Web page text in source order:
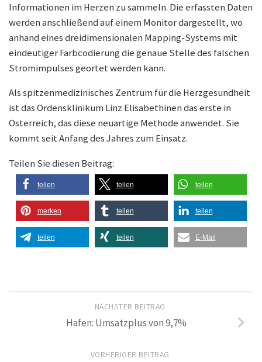
Informationen im Herzen zu sammeln. Die erfassten Daten
werden anschließend auf einem Monitor dargestellt, wo
anhand eines dreidimensionalen Mapping-Systems mit
eindeutiger Farbcodierung die genaue Stelle des falschen
Stromimpulses geortet werden kann.
Als spitzenmedizinisches Zentrum für die Herzgesundheit
ist das Ordensklinikum Linz Elisabethinen das erste in
Österreich, das diese neuartige Methode anwendet. Sie
kommt seit Anfang des Jahres zum Einsatz.
Teilen Sie diesen Beitrag:
teilen teilen teilen
merken teilen teilen
teilen teilen E-Mail
NÄCHSTER BEITRAG
Hafen: Umsatzplus von 9,7%
VORHERIGER BEITRAG